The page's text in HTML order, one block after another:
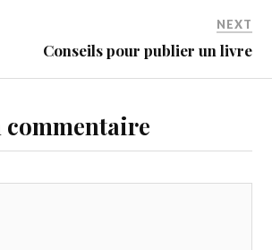
NEXT
Conseils pour publier un livre
commentaire